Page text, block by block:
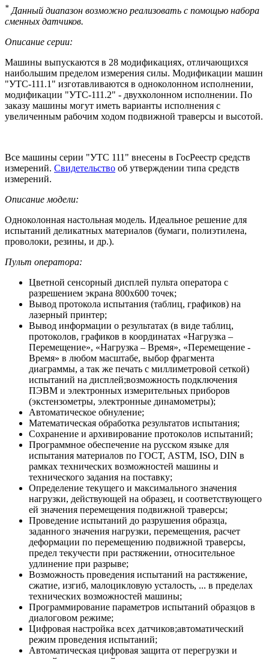
* Данный диапазон возможно реализовать с помощью набора
сменных датчиков.
Описание серии:
Машины выпускаются в 28 модификациях, отличающихся
наибольшим пределом измерения силы. Модификации машин
"УТС-111.1" изготавливаются в одноколонном исполнении,
модификации "УТС-111.2" - двухколонном исполнении. По
заказу машины могут иметь варианты исполнения с
увеличенным рабочим ходом подвижной траверсы и высотой.
Все машины серии "УТС 111" внесены в ГосРеестр средств
измерений. Свидетельство об утверждении типа средств
измерений.
Описание модели:
Одноколонная настольная модель. Идеальное решение для
испытаний деликатных материалов (бумаги, полиэтилена,
проволоки, резины, и др.).
Пульт оператора:
Цветной сенсорный дисплей пульта оператора с
разрешением экрана 800х600 точек;
Вывод протокола испытания (таблиц, графиков) на
лазерный принтер;
Вывод информации о результатах (в виде таблиц,
протоколов, графиков в координатах «Нагрузка –
Перемещение», «Нагрузка – Время», «Перемещение -
Время» в любом масштабе, выбор фрагмента
диаграммы, а так же печать с миллиметровой сеткой)
испытаний на дисплей;возможность подключения
ПЭВМ и электронных измерительных приборов
(экстензометры, электронные динамометры);
Автоматическое обнуление;
Математическая обработка результатов испытания;
Сохранение и архивирование протоколов испытаний;
Программное обеспечение на русском языке для
испытания материалов по ГОСТ, ASTM, ISO, DIN в
рамках технических возможностей машины и
технического задания на поставку;
Определение текущего и максимального значения
нагрузки, действующей на образец, и соответствующего
ей значения перемещения подвижной траверсы;
Проведение испытаний до разрушения образца,
заданного значения нагрузки, перемещения, расчет
деформации по перемещению подвижной траверсы,
предел текучести при растяжении, относительное
удлинение при разрыве;
Возможность проведения испытаний на растяжение,
сжатие, изгиб, малоцикловую усталость, ... в пределах
технических возможностей машины;
Программирование параметров испытаний образцов в
диалоговом режиме;
Цифровая настройка всех датчиков;автоматический
режим проведения испытаний;
Автоматическая цифровая защита от перегрузки и